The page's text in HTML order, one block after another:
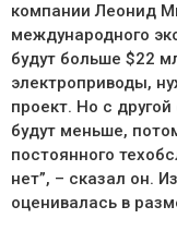
компании Леонид
международного
будут больше $22
электроприводы,
проект. Но с
будут меньше,
постоянного
нет”, – сказал он.
оценивалась в